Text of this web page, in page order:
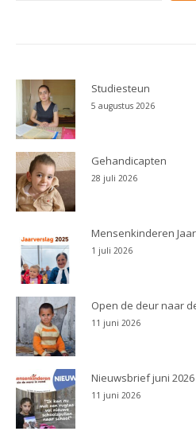
Studiesteun
5 augustus 2026
Gehandicapten
28 juli 2026
Mensenkinderen
1 juli 2026
Open de deur naar
11 juni 2026
Nieuwsbrief juni 2026
11 juni 2026